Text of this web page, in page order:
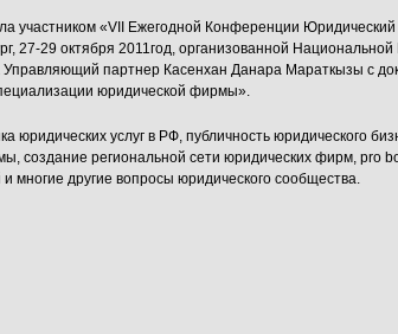
участником «VII Ежегодной Конференции Юридический
27-29 октября 2011год, организованной
Управляющий партнер Касенхан Данара Мараткызы с
юридической фирмы».
услуг в РФ, публичность юридического
создание региональной сети юридических фирм, pro
многие другие вопросы юридического сообщества.